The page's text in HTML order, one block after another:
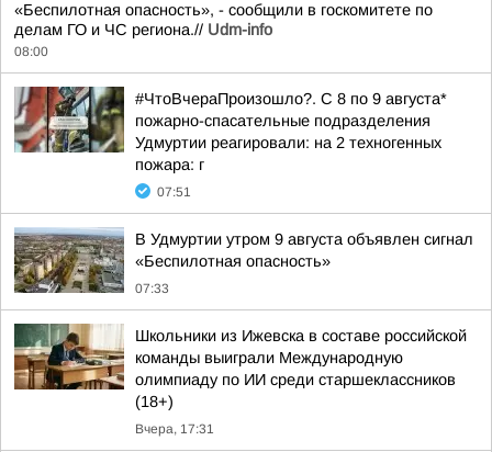
«Беспилотная опасность», - сообщили в госкомитете по
делам ГО и ЧС региона.// Udm-info
08:00
#ЧтоВчераПроизошло?. С 8 по 9 августа*
пожарно-спасательные подразделения
Удмуртии реагировали: на 2 техногенных
пожара: г
07:51
В Удмуртии утром 9 августа объявлен сигнал
«Беспилотная опасность»
07:33
Школьники из Ижевска в составе российской
команды выиграли Международную
олимпиаду по ИИ среди старшеклассников
(18+)
Вчера, 17:31